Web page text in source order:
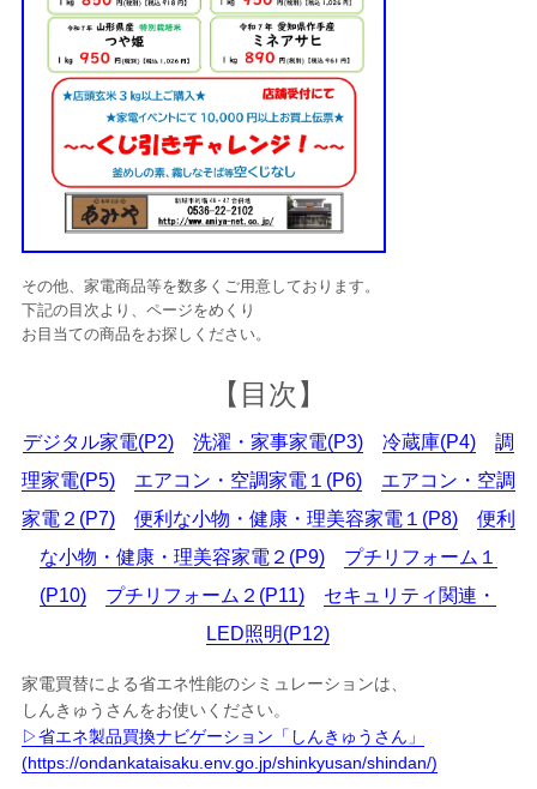
その他、家電商品等を数多くご用意しております。
下記の目次より、ページをめくり
お目当ての商品をお探しください。
【目次】
デジタル家電(P2) 洗濯・家事家電(P3) 冷蔵庫(P4)
調
理家電(P5)
エアコン・空調家電１(P6)
エアコン・空調
家電２(P7)
便利な小物・健康・理美容家電１(P8)
便利
な小物・健康・理美容家電２(P9)
プチリフォーム１
(P10)
プチリフォーム２(P11)
セキュリティ関連・
LED照明(P12)
家電買替による省エネ性能のシミュレーションは、
しんきゅうさんをお使いください。
▷省エネ製品買換ナビゲーション「しんきゅうさん」
(https://ondankataisaku.env.go.jp/shinkyusan/shindan/)